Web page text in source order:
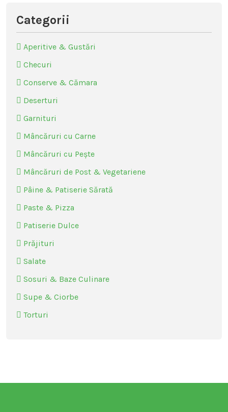
Categorii
Aperitive & Gustări
Checuri
Conserve & Cămara
Deserturi
Garnituri
Mâncăruri cu Carne
Mâncăruri cu Pește
Mâncăruri de Post & Vegetariene
Pâine & Patiserie Sărată
Paste & Pizza
Patiserie Dulce
Prăjituri
Salate
Sosuri & Baze Culinare
Supe & Ciorbe
Torturi